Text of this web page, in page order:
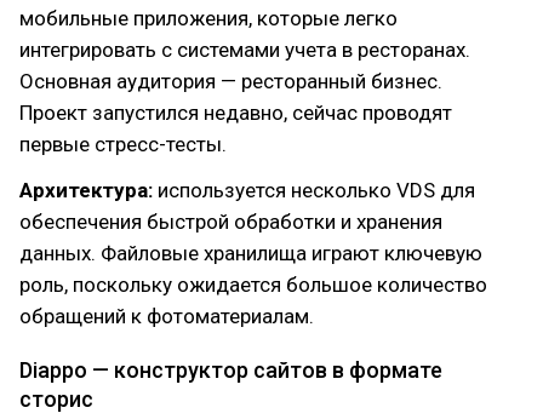
мобильные приложения, которые легко
интегрировать с системами учета в ресторанах.
Основная аудитория — ресторанный бизнес.
Проект запустился недавно, сейчас проводят
первые стресс-тесты.
Архитектура: используется несколько VDS для
обеспечения быстрой обработки и хранения
данных. Файловые хранилища играют ключевую
роль, поскольку ожидается большое количество
обращений к фотоматериалам.
Diappo — конструктор сайтов в формате
сторис